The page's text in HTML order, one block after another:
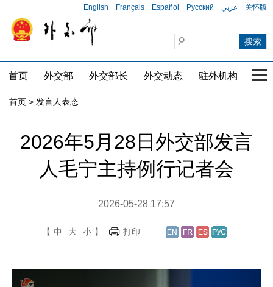
English Français Español Русский عربي 关怀版
首页 外交部 外交部长 外交动态 驻外机构 国
首页 > 发言人表态
2026年5月28日外交部发言
人毛宁主持例行记者会
2026-05-28 17:57
【 中 大 小 】 打印